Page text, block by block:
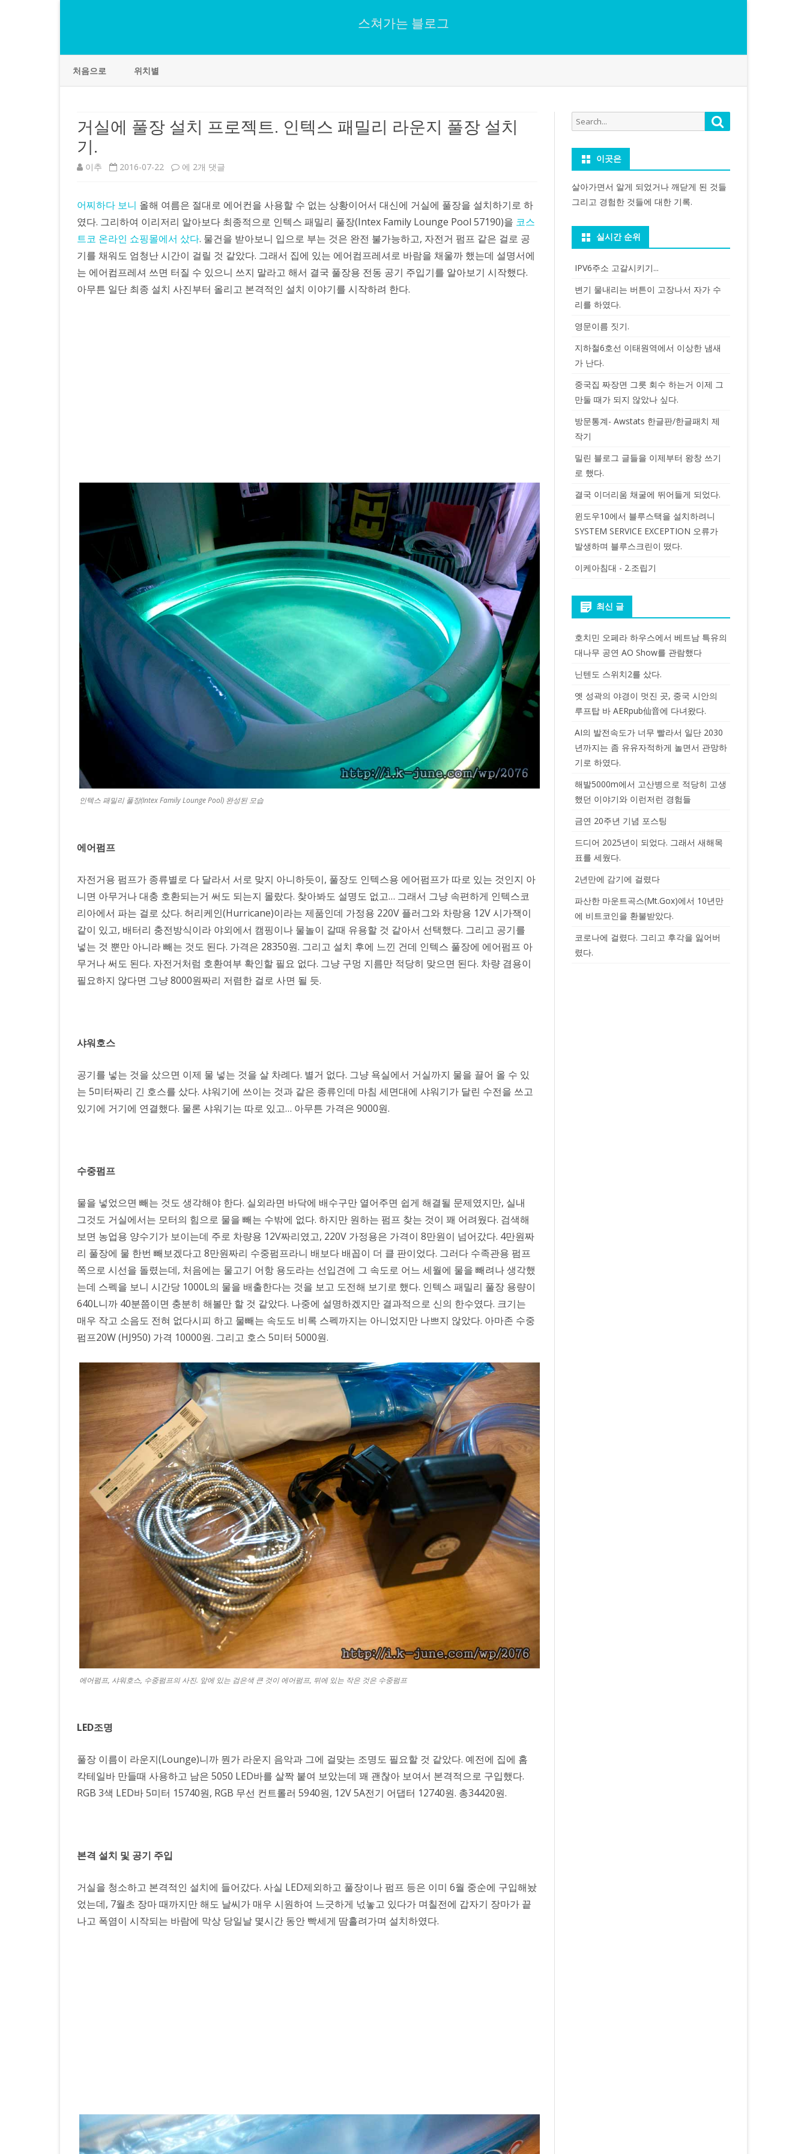
스쳐가는 블로그
처음으로 위치별
거실에 풀장 설치 프로젝트. 인텍스 패밀리 라운지 풀장 설치
기.
이추 2016-07-22
거
에
풀
장
설
치
밀
리
라
지
풀
장
설
치
기.
에 2개 댓글
어찌하다 보니 올해 여름은 절대로 에어컨을 사용할 수 없는 상황이어서 대신에 거실에 풀장을 설치하기로 하
였다. 그리하여 이리저리 알아보다 최종적으로 인텍스 패밀리 풀장(Intex Family Lounge Pool 57190)을 코스
트코 온라인 쇼핑몰에서 샀다. 물건을 받아보니 입으로 부는 것은 완전 불가능하고, 자전거 펌프 같은 걸로 공
기를 채워도 엄청난 시간이 걸릴 것 같았다. 그래서 집에 있는 에어컴프레셔로 바람을 채울까 했는데 설명서에
는 에어컴프레셔 쓰면 터질 수 있으니 쓰지 말라고 해서 결국 풀장용 전동 공기 주입기를 알아보기 시작했다.
아무튼 일단 최종 설치 사진부터 올리고 본격적인 설치 이야기를 시작하려 한다.
인텍스 패밀리 풀장(Intex Family Lounge Pool) 완성된 모습
에어펌프
자전거용 펌프가 종류별로 다 달라서 서로 맞지 아니하듯이, 풀장도 인텍스용 에어펌프가 따로 있는 것인지 아
니면 아무거나 대충 호환되는거 써도 되는지 몰랐다. 찾아봐도 설명도 없고… 그래서 그냥 속편하게 인텍스코
리아에서 파는 걸로 샀다. 허리케인(Hurricane)이라는 제품인데 가정용 220V 플러그와 차랑용 12V 시가잭이
같이 있고, 배터리 충전방식이라 야외에서 캠핑이나 물놀이 갈때 유용할 것 같아서 선택했다. 그리고 공기를
넣는 것 뿐만 아니라 빼는 것도 된다. 가격은 28350원. 그리고 설치 후에 느낀 건데 인텍스 풀장에 에어펌프 아
무거나 써도 된다. 자전거처럼 호환여부 확인할 필요 없다. 그냥 구멍 지름만 적당히 맞으면 된다. 차량 겸용이
필요하지 않다면 그냥 8000원짜리 저렴한 걸로 사면 될 듯.
샤워호스
공기를 넣는 것을 샀으면 이제 물 넣는 것을 살 차례다. 별거 없다. 그냥 욕실에서 거실까지 물을 끌어 올 수 있
는 5미터짜리 긴 호스를 샀다. 샤워기에 쓰이는 것과 같은 종류인데 마침 세면대에 샤워기가 달린 수전을 쓰고
있기에 거기에 연결했다. 물론 샤워기는 따로 있고… 아무튼 가격은 9000원.
수중펌프
물을 넣었으면 빼는 것도 생각해야 한다. 실외라면 바닥에 배수구만 열어주면 쉽게 해결될 문제였지만, 실내
그것도 거실에서는 모터의 힘으로 물을 빼는 수밖에 없다. 하지만 원하는 펌프 찾는 것이 꽤 어려웠다. 검색해
보면 농업용 양수기가 보이는데 주로 차량용 12V짜리였고, 220V 가정용은 가격이 8만원이 넘어갔다. 4만원짜
리 풀장에 물 한번 빼보겠다고 8만원짜리 수중펌프라니 배보다 배꼽이 더 클 판이었다. 그러다 수족관용 펌프
쪽으로 시선을 돌렸는데, 처음에는 물고기 어항 용도라는 선입견에 그 속도로 어느 세월에 물을 빼려나 생각했
는데 스펙을 보니 시간당 1000L의 물을 배출한다는 것을 보고 도전해 보기로 했다. 인텍스 패밀리 풀장 용량이
640L니까 40분쯤이면 충분히 해볼만 할 것 같았다. 나중에 설명하겠지만 결과적으로 신의 한수였다. 크기는
매우 작고 소음도 전혀 없다시피 하고 물빼는 속도도 비록 스펙까지는 아니었지만 나쁘지 않았다. 아마존 수중
펌프20W (HJ950) 가격 10000원. 그리고 호스 5미터 5000원.
에어펌프, 샤워호스, 수중펌프의 사진. 앞에 있는 검은색 큰 것이 에어펌프, 뒤에 있는 작은 것은 수중펌프
LED조명
풀장 이름이 라운지(Lounge)니까 뭔가 라운지 음악과 그에 걸맞는 조명도 필요할 것 같았다. 예전에 집에 홈
칵테일바 만들때 사용하고 남은 5050 LED바를 살짝 붙여 보았는데 꽤 괜찮아 보여서 본격적으로 구입했다.
RGB 3색 LED바 5미터 15740원, RGB 무선 컨트롤러 5940원, 12V 5A전기 어댑터 12740원. 총34420원.
본격 설치 및 공기 주입
거실을 청소하고 본격적인 설치에 들어갔다. 사실 LED제외하고 풀장이나 펌프 등은 이미 6월 중순에 구입해놨
었는데, 7월초 장마 때까지만 해도 날씨가 매우 시원하여 느긋하게 넋놓고 있다가 며칠전에 갑자기 장마가 끝
나고 폭염이 시작되는 바람에 막상 당일날 몇시간 동안 빡세게 땀흘려가며 설치하였다.
Search
for:
이곳은
살아가면서 알게 되었거나 깨닫게 된 것들
그리고 경험한 것들에 대한 기록.
실시간 순위
IPV6주소 고갈시키기...
변기 물내리는 버튼이 고장나서 자가 수
리를 하였다.
영문이름 짓기.
지하철6호선 이태원역에서 이상한 냄새
가 난다.
중국집 짜장면 그릇 회수 하는거 이제 그
만둘 때가 되지 않았나 싶다.
방문통계- Awstats 한글판/한글패치 제
작기
밀린 블로그 글들을 이제부터 왕창 쓰기
로 했다.
결국 이더리움 채굴에 뛰어들게 되었다.
윈도우10에서 블루스택을 설치하려니
SYSTEM SERVICE EXCEPTION 오류가
발생하며 블루스크린이 떴다.
이케아침대 - 2.조립기
최신 글
호치민 오페라 하우스에서 베트남 특유의
대나무 공연 AO Show를 관람했다
닌텐도 스위치2를 샀다.
옛 성곽의 야경이 멋진 곳, 중국 시안의
루프탑 바 AERpub仙音에 다녀왔다.
AI의 발전속도가 너무 빨라서 일단 2030
년까지는 좀 유유자적하게 놀면서 관망하
기로 하였다.
해발5000m에서 고산병으로 적당히 고생
했던 이야기와 이런저런 경험들
금연 20주년 기념 포스팅
드디어 2025년이 되었다. 그래서 새해목
표를 세웠다.
2년만에 감기에 걸렸다
파산한 마운트곡스(Mt.Gox)에서 10년만
에 비트코인을 환불받았다.
코로나에 걸렸다. 그리고 후각을 잃어버
렸다.